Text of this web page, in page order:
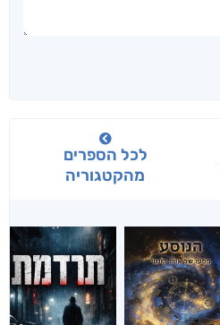
לכל הספרים
מהקטגוריה